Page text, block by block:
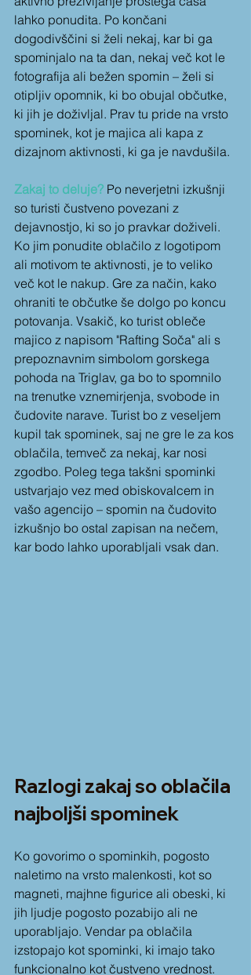
lahko ponudita. Po končani
dogodivščini si želi nekaj, kar bi ga
spominjalo na ta dan, nekaj več kot le
fotografija ali bežen spomin – želi si
otipljiv opomnik, ki bo obujal občutke,
ki jih je doživljal. Prav tu pride na vrsto
spominek, kot je majica ali kapa z
dizajnom aktivnosti, ki ga je navdušila.
Zakaj to deluje? Po neverjetni izkušnji
so turisti čustveno povezani z
dejavnostjo, ki so jo pravkar doživeli.
Ko jim ponudite oblačilo z logotipom
ali motivom te aktivnosti, je to veliko
več kot le nakup. Gre za način, kako
ohraniti te občutke še dolgo po koncu
potovanja. Vsakič, ko turist obleče
majico z napisom "Rafting Soča" ali s
prepoznavnim simbolom gorskega
pohoda na Triglav, ga bo to spomnilo
na trenutke vznemirjenja, svobode in
čudovite narave. Turist bo z veseljem
kupil tak spominek, saj ne gre le za kos
oblačila, temveč za nekaj, kar nosi
zgodbo. Poleg tega takšni spominki
ustvarjajo vez med obiskovalcem in
vašo agencijo – spomin na čudovito
izkušnjo bo ostal zapisan na nečem,
kar bodo lahko uporabljali vsak dan.
Razlogi zakaj so oblačila
najboljši spominek
Ko govorimo o spominkih, pogosto
naletimo na vrsto malenkosti, kot so
magneti, majhne figurice ali obeski, ki
jih ljudje pogosto pozabijo ali ne
uporabljajo. Vendar pa oblačila
izstopajo kot spominki, ki imajo tako
funkcionalno kot čustveno vrednost.